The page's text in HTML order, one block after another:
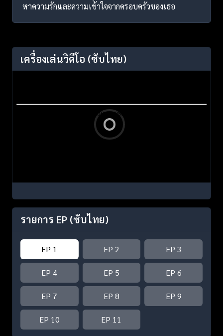
หาความรักและความเข้าใจจากครอบครัวของเธอ
เครื่องเล่นวิดีโอ (ซับไทย)
รายการ EP (ซับไทย)
EP 1 EP 2 EP 3
EP 4 EP 5 EP 6
EP 7 EP 8 EP 9
EP 10 EP 11